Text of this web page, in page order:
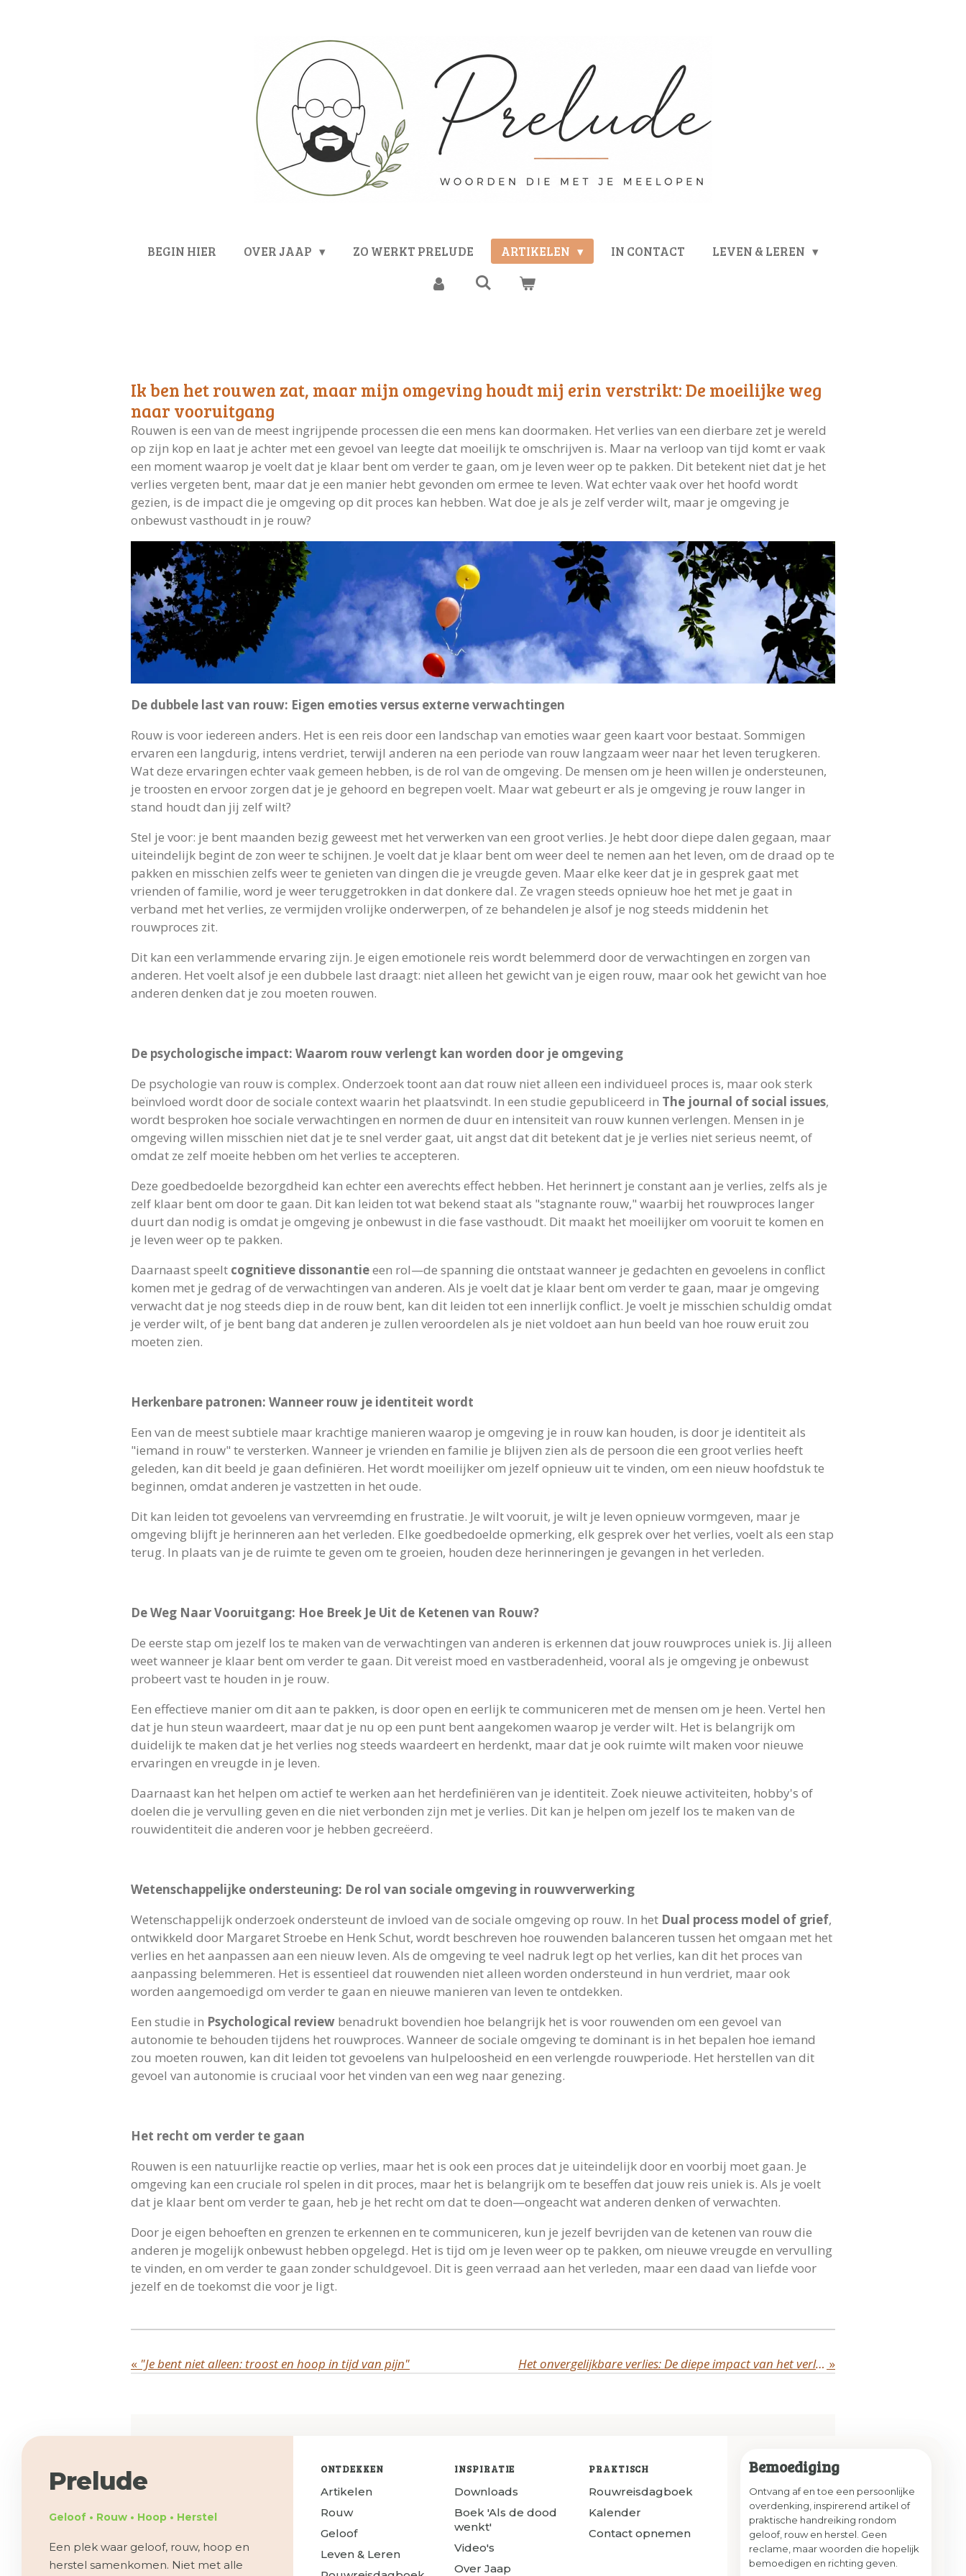
BEGIN HIER OVER JAAP ZO WERKT PRELUDE ARTIKELEN IN CONTACT LEVEN & LEREN
Ik ben het rouwen zat, maar mijn omgeving houdt mij erin verstrikt: De moeilijke weg
naar vooruitgang
Rouwen is een van de meest ingrijpende processen die een mens kan doormaken. Het verlies van een dierbare zet je wereld
op zijn kop en laat je achter met een gevoel van leegte dat moeilijk te omschrijven is. Maar na verloop van tijd komt er vaak
een moment waarop je voelt dat je klaar bent om verder te gaan, om je leven weer op te pakken. Dit betekent niet dat je het
verlies vergeten bent, maar dat je een manier hebt gevonden om ermee te leven. Wat echter vaak over het hoofd wordt
gezien, is de impact die je omgeving op dit proces kan hebben. Wat doe je als je zelf verder wilt, maar je omgeving je
onbewust vasthoudt in je rouw?
De dubbele last van rouw: Eigen emoties versus externe verwachtingen
Rouw is voor iedereen anders. Het is een reis door een landschap van emoties waar geen kaart voor bestaat. Sommigen
ervaren een langdurig, intens verdriet, terwijl anderen na een periode van rouw langzaam weer naar het leven terugkeren.
Wat deze ervaringen echter vaak gemeen hebben, is de rol van de omgeving. De mensen om je heen willen je ondersteunen,
je troosten en ervoor zorgen dat je je gehoord en begrepen voelt. Maar wat gebeurt er als je omgeving je rouw langer in
stand houdt dan jij zelf wilt?
Stel je voor: je bent maanden bezig geweest met het verwerken van een groot verlies. Je hebt door diepe dalen gegaan, maar
uiteindelijk begint de zon weer te schijnen. Je voelt dat je klaar bent om weer deel te nemen aan het leven, om de draad op te
pakken en misschien zelfs weer te genieten van dingen die je vreugde geven. Maar elke keer dat je in gesprek gaat met
vrienden of familie, word je weer teruggetrokken in dat donkere dal. Ze vragen steeds opnieuw hoe het met je gaat in
verband met het verlies, ze vermijden vrolijke onderwerpen, of ze behandelen je alsof je nog steeds middenin het
rouwproces zit.
Dit kan een verlammende ervaring zijn. Je eigen emotionele reis wordt belemmerd door de verwachtingen en zorgen van
anderen. Het voelt alsof je een dubbele last draagt: niet alleen het gewicht van je eigen rouw, maar ook het gewicht van hoe
anderen denken dat je zou moeten rouwen.
De psychologische impact: Waarom rouw verlengt kan worden door je omgeving
De psychologie van rouw is complex. Onderzoek toont aan dat rouw niet alleen een individueel proces is, maar ook sterk
beïnvloed wordt door de sociale context waarin het plaatsvindt. In een studie gepubliceerd in The journal of social issues,
wordt besproken hoe sociale verwachtingen en normen de duur en intensiteit van rouw kunnen verlengen. Mensen in je
omgeving willen misschien niet dat je te snel verder gaat, uit angst dat dit betekent dat je je verlies niet serieus neemt, of
omdat ze zelf moeite hebben om het verlies te accepteren.
Deze goedbedoelde bezorgdheid kan echter een averechts effect hebben. Het herinnert je constant aan je verlies, zelfs als je
zelf klaar bent om door te gaan. Dit kan leiden tot wat bekend staat als "stagnante rouw," waarbij het rouwproces langer
duurt dan nodig is omdat je omgeving je onbewust in die fase vasthoudt. Dit maakt het moeilijker om vooruit te komen en
je leven weer op te pakken.
Daarnaast speelt cognitieve dissonantieeen rol—de spanning die ontstaat wanneer je gedachten en gevoelens in conflict
komen met je gedrag of de verwachtingen van anderen. Als je voelt dat je klaar bent om verder te gaan, maar je omgeving
verwacht dat je nog steeds diep in de rouw bent, kan dit leiden tot een innerlijk conflict. Je voelt je misschien schuldig omdat
je verder wilt, of je bent bang dat anderen je zullen veroordelen als je niet voldoet aan hun beeld van hoe rouw eruit zou
moeten zien.
Herkenbare patronen: Wanneer rouw je identiteit wordt
Een van de meest subtiele maar krachtige manieren waarop je omgeving je in rouw kan houden, is door je identiteit als
"iemand in rouw" te versterken. Wanneer je vrienden en familie je blijven zien als de persoon die een groot verlies heeft
geleden, kan dit beeld je gaan definiëren. Het wordt moeilijker om jezelf opnieuw uit te vinden, om een nieuw hoofdstuk te
beginnen, omdat anderen je vastzetten in het oude.
Dit kan leiden tot gevoelens van vervreemding en frustratie. Je wilt vooruit, je wilt je leven opnieuw vormgeven, maar je
omgeving blijft je herinneren aan het verleden. Elke goedbedoelde opmerking, elk gesprek over het verlies, voelt als een stap
terug. In plaats van je de ruimte te geven om te groeien, houden deze herinneringen je gevangen in het verleden.
De Weg Naar Vooruitgang: Hoe Breek Je Uit de Ketenen van Rouw?
De eerste stap om jezelf los te maken van de verwachtingen van anderen is erkennen dat jouw rouwproces uniek is. Jij alleen
weet wanneer je klaar bent om verder te gaan. Dit vereist moed en vastberadenheid, vooral als je omgeving je onbewust
probeert vast te houden in je rouw.
Een effectieve manier om dit aan te pakken, is door open en eerlijk te communiceren met de mensen om je heen. Vertel hen
dat je hun steun waardeert, maar dat je nu op een punt bent aangekomen waarop je verder wilt. Het is belangrijk om
duidelijk te maken dat je het verlies nog steeds waardeert en herdenkt, maar dat je ook ruimte wilt maken voor nieuwe
ervaringen en vreugde in je leven.
Daarnaast kan het helpen om actief te werken aan het herdefiniëren van je identiteit. Zoek nieuwe activiteiten, hobby's of
doelen die je vervulling geven en die niet verbonden zijn met je verlies. Dit kan je helpen om jezelf los te maken van de
rouwidentiteit die anderen voor je hebben gecreëerd.
Wetenschappelijke ondersteuning: De rol van sociale omgeving in rouwverwerking
Wetenschappelijk onderzoek ondersteunt de invloed van de sociale omgeving op rouw. In het Dual process model of grief,
ontwikkeld door Margaret Stroebe en Henk Schut, wordt beschreven hoe rouwenden balanceren tussen het omgaan met het
verlies en het aanpassen aan een nieuw leven. Als de omgeving te veel nadruk legt op het verlies, kan dit het proces van
aanpassing belemmeren. Het is essentieel dat rouwenden niet alleen worden ondersteund in hun verdriet, maar ook
worden aangemoedigd om verder te gaan en nieuwe manieren van leven te ontdekken.
Een studie in Psychological review benadrukt bovendien hoe belangrijk het is voor rouwenden om een gevoel van
autonomie te behouden tijdens het rouwproces. Wanneer de sociale omgeving te dominant is in het bepalen hoe iemand
zou moeten rouwen, kan dit leiden tot gevoelens van hulpeloosheid en een verlengde rouwperiode. Het herstellen van dit
gevoel van autonomie is cruciaal voor het vinden van een weg naar genezing.
Het recht om verder te gaan
Rouwen is een natuurlijke reactie op verlies, maar het is ook een proces dat je uiteindelijk door en voorbij moet gaan. Je
omgeving kan een cruciale rol spelen in dit proces, maar het is belangrijk om te beseffen dat jouw reis uniek is. Als je voelt
dat je klaar bent om verder te gaan, heb je het recht om dat te doen—ongeacht wat anderen denken of verwachten.
Door je eigen behoeften en grenzen te erkennen en te communiceren, kun je jezelf bevrijden van de ketenen van rouw die
anderen je mogelijk onbewust hebben opgelegd. Het is tijd om je leven weer op te pakken, om nieuwe vreugde en vervulling
te vinden, en om verder te gaan zonder schuldgevoel. Dit is geen verraad aan het verleden, maar een daad van liefde voor
jezelf en de toekomst die voor je ligt.
« "Je bent niet alleen: troost en hoop in tijd van pijn" Het onvergelijkbare verlies: De diepe impact van het verlies van een kind versus het verlies van ouders »
Prelude
Geloof • Rouw • Hoop • Herstel
Een plek waar geloof, rouw, hoop en
herstel samenkomen. Niet met alle
ONTDEKKEN
Artikelen
Rouw
Geloof
Leven & Leren
INSPIRATIE
Downloads
Boek 'Als de dood
wenkt'
Video's
Over Jaap
PRAKTISCH
Rouwreisdagboek
Kalender
Contact opnemen
Bemoediging
Ontvang af en toe een persoonlijke
overdenking, inspirerend artikel of
praktische handreiking rondom
geloof, rouw en herstel. Geen
reclame, maar woorden die hopelijk
bemoedigen en richting geven.